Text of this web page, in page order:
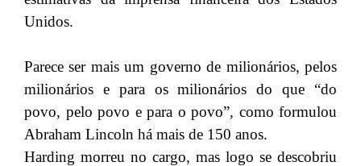
Unidos.
Parece ser mais um governo de milionários, pelos
milionários e para os milionários do que “do
povo, pelo povo e para o povo”, como formulou
Abraham Lincoln há mais de 150 anos.
Harding morreu no cargo, mas logo se descobriu